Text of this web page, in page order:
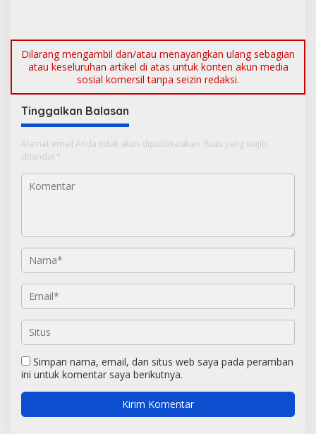
Dilarang mengambil dan/atau menayangkan ulang sebagian
atau keseluruhan artikel di atas untuk konten akun media
sosial komersil tanpa seizin redaksi.
Tinggalkan Balasan
Alamat email Anda tidak akan dipublikasikan. Ruas yang wajib
ditandai *
Simpan nama, email, dan situs web saya pada peramban
ini untuk komentar saya berikutnya.